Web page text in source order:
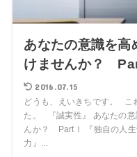
あなたの意識を高
けませんか？
2016.07.15
どうも、えいきちです。 こ
た。 『誠実性』 あなたの
んか？ PartⅠ 『独自の人生
力』...